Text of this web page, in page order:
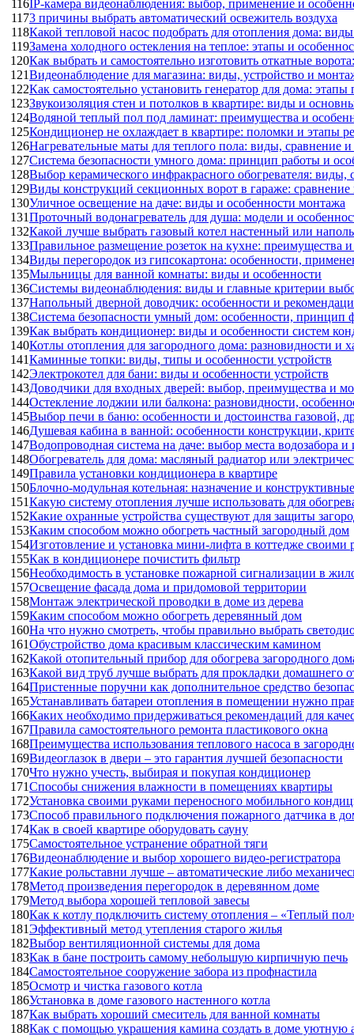
116IP-камера видеонаблюдения: выбор, применение и
1173 причины выбрать автоматический освежитель воздуха
118Какой тепловой насос подобрать для отопления дома:
119Замена холодного остекления на теплое: этапы и
120Как выбрать и самостоятельно изготовить откатные
121Видеонаблюдение для магазина: виды, устройство и
122Как самостоятельно установить генератор для дома:
123Звукоизоляция стен и потолков в квартире: виды и
124Водяной теплый пол под ламинат: преимущества и
125Кондиционер не охлаждает в квартире: поломки и этапы
126Нагревательные маты для теплого пола: виды, сравнение
127Система безопасности умного дома: принцип работы и
128Выбор керамического инфракрасного обогревателя: виды,
129Виды конструкций секционных ворот в гараже: сравнение
130Уличное освещение на даче: виды и особенности монтажа
131Проточный водонагреватель для душа: модели и
132Какой лучше выбрать газовый котел настенный или
133Правильное размещение розеток на кухне: преимущества
134Виды перегородок из гипсокартона: особенности,
135Мыльницы для ванной комнаты: виды и особенности
136Системы видеонаблюдения: виды и главные критерии
137Напольный дверной доводчик: особенности и
138Система безопасности умный дом: особенности, принцип
139Как выбрать кондиционер: виды и особенности систем
140Котлы отопления для загородного дома: разновидности и
141Каминные топки: виды, типы и особенности устройств
142Электрокотел для бани: виды и особенности устройств
143Доводчики для входных дверей: выбор, преимущества и
144Остекление лоджии или балкона: разновидности,
145Выбор печи в баню: особенности и достоинства газовой,
146Душевая кабина в ванной: особенности конструкции,
147Водопроводная система на даче: выбор места водозабора
148Обогреватель для дома: масляный радиатор или
149Правила установки кондиционера в квартире
150Блочно-модульная котельная: назначение и
151Какую систему отопления лучше использовать для
152Какие охранные устройства существуют для защиты
153Каким способом можно обогреть частный загородный дом
154Изготовление и установка мини-лифта в коттедже своими
155Как в кондиционере почистить фильтр
156Необходимость в установке пожарной сигнализации в
157Освещение фасада дома и придомовой территории
158Монтаж электрической проводки в доме из дерева
159Каким способом можно обогреть деревянный дом
160На что нужно смотреть, чтобы правильно выбрать
161Обустройство дома красивым классическим камином
162Какой отопительный прибор для обогрева загородного
163Какой вид труб лучше выбрать для прокладки домашнего
164Пристенные поручни как дополнительное средство
165Устанавливать батареи отопления в помещении нужно
166Каких необходимо придерживаться рекомендаций для
167Правила самостоятельного ремонта пластикового окна
168Преимущества использования теплового насоса в
169Видеоглазок в двери – это гарантия лучшей безопасности
170Что нужно учесть, выбирая и покупая кондиционер
171Способы снижения влажности в помещениях квартиры
172Установка своими руками переносного мобильного
173Способ правильного подключения пожарного датчика в
174Как в своей квартире оборудовать сауну
175Самостоятельное устранение обратной тяги
176Видеонаблюдение и выбор хорошего видео-регистратора
177Какие рольставни лучше – автоматические либо
178Метод произведения перегородок в деревянном доме
179Метод выбора хорошей тепловой завесы
180Как к котлу подключить систему отопления – «Теплый
181Эффективный метод утепления старого жилья
182Выбор вентиляционной системы для дома
183Как в бане построить самому небольшую кирпичную печь
184Самостоятельное сооружение забора из профнастила
185Осмотр и чистка газового котла
186Установка в доме газового настенного котла
187Как выбрать хороший смеситель для ванной комнаты
188Как с помощью украшения камина создать в доме уютную